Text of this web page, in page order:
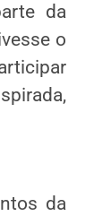
da
o
da